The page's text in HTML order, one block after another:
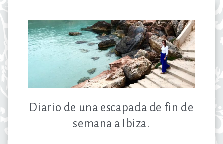
Diario de una escapada de fin de
semana a Ibiza.